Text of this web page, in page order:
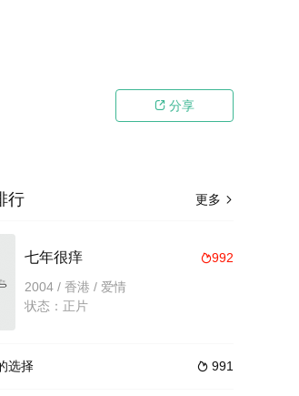
 分享
更多 
行
992
七年很痒
2004 / 香港 / 爱情
状态：正片
 991
选择